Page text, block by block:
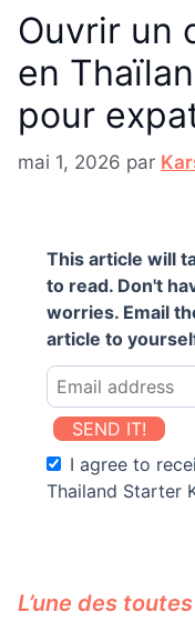
Ouvrir un
en
pour
mai 1, 2026 par
This article will
to read. Don't
worries. Email
article to
SEND IT!
I agree to
Thailand Starter
L’une des